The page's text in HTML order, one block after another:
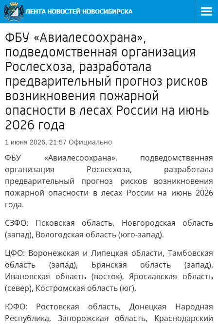
ФБУ «Авиалесоохрана»,
подведомственная организация
Рослесхоза, разработала
предварительный прогноз рисков
возникновения пожарной
опасности в лесах России на июнь
2026 года
1 июня 2026, 21:57 Официально
ФБУ «Авиалесоохрана», подведомственная
организация Рослесхоза, разработала
предварительный прогноз рисков возникновения
пожарной опасности в лесах России на июнь 2026
года.
СЗФО: Псковская область, Новгородская область
(запад), Вологодская область (юго-запад).
ЦФО: Воронежская и Липецкая области, Тамбовская
область (запад), Брянская область (запад),
Ивановская область (восток), Ярославская область
(север), Костромская область (юг).
ЮФО: Ростовская область, Донецкая Народная
Республика, Запорожская область, Краснодарский